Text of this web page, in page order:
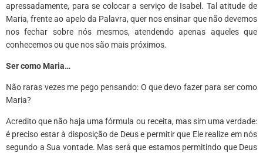
apressadamente, para se colocar a serviço de Isabel. Tal atitude de
Maria, frente ao apelo da Palavra, quer nos ensinar que não devemos
nos fechar sobre nós mesmos, atendendo apenas aqueles que
conhecemos ou que nos são mais próximos.
Ser como Maria…
Não raras vezes me pego pensando: O que devo fazer para ser como
Maria?
Acredito que não haja uma fórmula ou receita, mas sim uma verdade:
é preciso estar à disposição de Deus e permitir que Ele realize em nós
segundo a Sua vontade. Mas será que estamos permitindo que Deus